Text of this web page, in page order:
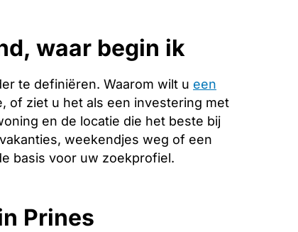
waar begin ik
te definiëren. Waarom wilt u een
of ziet u het als een investering met
en de locatie die het beste bij
weekendjes weg of een
basis voor uw zoekprofiel.
Prines